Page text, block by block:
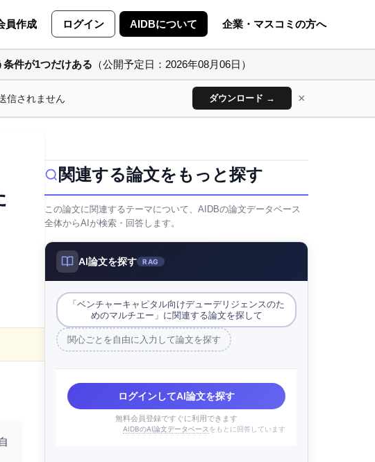
員作成 ログイン AIDBについて 企業・マスコミの方へ
件が1つだけある （公開予定日：2026年08月06日）
信されません ダウンロード → ×
関連する論文をもっと探す
この論文に関連するテーマについて、AIDBの論文データベース
全体からAIが検索・回答します。
AI論文を探す RAG
「ベンチャーキャピタル向けデューデリジェンスのた
めのマルチエー」に関連する論文を探して
関心ごとを自由に入力して論文を探す
ログインしてAI論文を探す
無料会員登録ですぐに利用できます
AIDBのAI論文データベース をもとに回答しています